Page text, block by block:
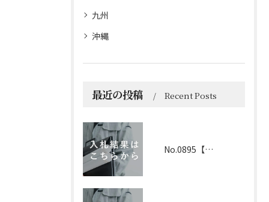
九州
沖縄
最近の投稿 Recent Posts
No.0895【京都】2026年6月1日 入札結果